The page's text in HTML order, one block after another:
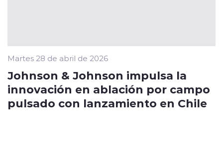
Martes 28 de abril de 2026
Johnson & Johnson impulsa la
innovación en ablación por campo
pulsado con lanzamiento en Chile